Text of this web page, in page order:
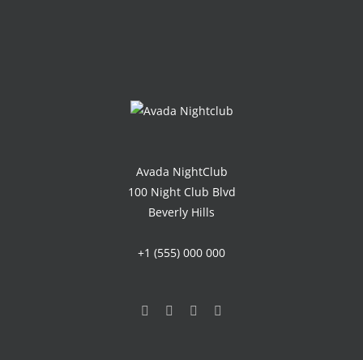
Avada NightClub
100 Night Club Blvd
Beverly Hills
+1 (555) 000 000